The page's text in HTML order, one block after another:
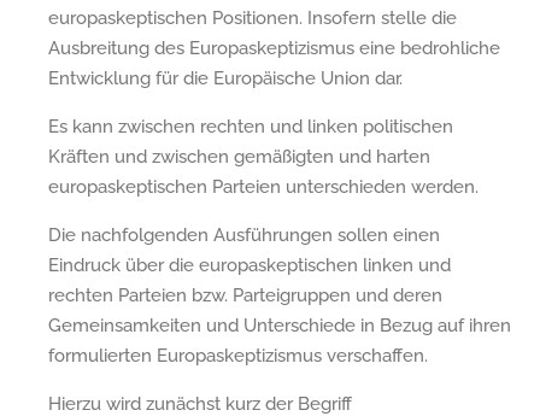
europaskeptischen Positionen. Insofern stelle die
Ausbreitung des Europaskeptizismus eine bedrohliche
Entwicklung für die Europäische Union dar.
Es kann zwischen rechten und linken politischen
Kräften und zwischen gemäßigten und harten
europaskeptischen Parteien unterschieden werden.
Die nachfolgenden Ausführungen sollen einen
Eindruck über die europaskeptischen linken und
rechten Parteien bzw. Parteigruppen und deren
Gemeinsamkeiten und Unterschiede in Bezug auf ihren
formulierten Europaskeptizismus verschaffen.
Hierzu wird zunächst kurz der Begriff